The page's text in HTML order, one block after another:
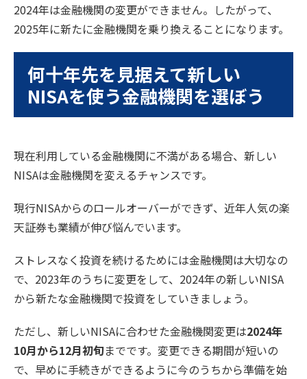
2024年は金融機関の変更ができません。したがって、
2025年に新たに金融機関を乗り換えることになります。
何十年先を見据えて新しい
NISAを使う金融機関を選ぼう
現在利用している金融機関に不満がある場合、新しい
NISAは金融機関を変えるチャンスです。
現行NISAからのロールオーバーができず、近年人気の楽
天証券も業績が伸び悩んでいます。
ストレスなく投資を続けるためには金融機関は大切なの
で、2023年のうちに変更をして、2024年の新しいNISA
から新たな金融機関で投資をしていきましょう。
ただし、新しいNISAに合わせた金融機関変更は2024年
10月から12月初旬までです。変更できる期間が短いの
で、早めに手続きができるように今のうちから準備を始